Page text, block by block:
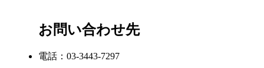
お問い合わせ先
電話：03-3443-7297